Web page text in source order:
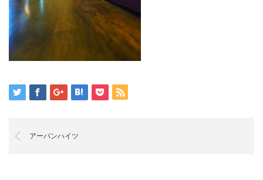
アーバンハイツ